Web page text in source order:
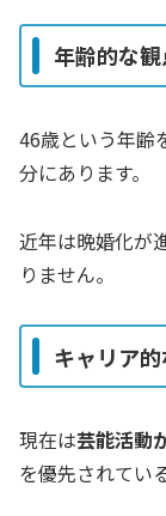
年齢的な観
46歳という年齢
分にあります。
近年は晩婚化が
りません。
キャリア
現在は芸能活動
を優先されてい